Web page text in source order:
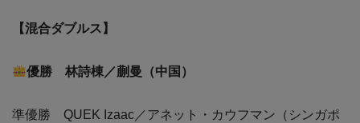
【混合ダブルス】
優勝 林詩棟／蒯曼（中国）
準優勝 QUEK Izaac／アネット・カウフマン（シンガポ